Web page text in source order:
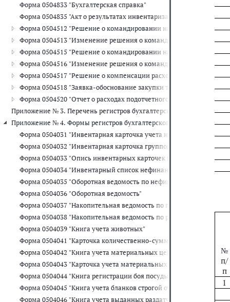
Форма 0504833 "Бухгалтерская справка"
Форма 0504835 "Акт о результатах инвентаризации"
Форма 0504512 "Решение о командировании на территории
Форма 0504513 "Изменение решения о командировании на
Форма 0504515 "Решение о командировании на территорию
Форма 0504516 "Изменение решения о командировании на
Форма 0504517 "Решение о компенсации расходов на оплату
Форма 0504518 "Заявка-обоснование закупки товаров, работ,
Форма 0504520 "Отчет о расходах подотчетного лица"
Приложение № 3. Перечень регистров бухгалтерского учета,
Приложение № 4. Формы регистров бухгалтерского учета,
Форма 0504031 "Инвентарная карточка учета нефинансовых
Форма 0504032 "Инвентарная карточка группового учета
Форма 0504033 "Опись инвентарных карточек по учету
Форма 0504034 "Инвентарный список нефинансовых активов"
Форма 0504035 "Оборотная ведомость по нефинансовым активам"
Форма 0504036 "Оборотная ведомость"
Форма 0504037 "Накопительная ведомость по приходу продуктов
Форма 0504038 "Накопительная ведомость по расходу продуктов
Форма 0504039 "Книга учета животных"
Форма 0504041 "Карточка количественно-суммового учета
Форма 0504042 "Книга учета материальных ценностей"
Форма 0504043 "Карточка учета материальных ценностей"
Форма 0504044 "Книга регистрации боя посуды"
Форма 0504045 "Книга учета бланков строгой отчетности"
Форма 0504046 "Книга учета выданных раздатчикам денег на
№
п/
п
1